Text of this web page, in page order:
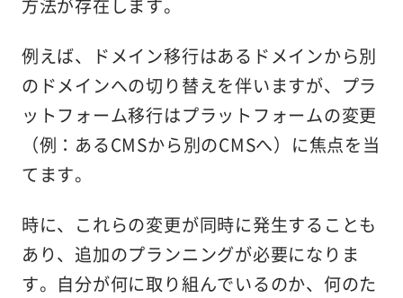
方法が存在します。
例えば、ドメイン移行はあるドメインから別
のドメインへの切り替えを伴いますが、プラ
ットフォーム移行はプラットフォームの変更
（例：あるCMSから別のCMSへ）に焦点を当
てます。
時に、これらの変更が同時に発生することも
あり、追加のプランニングが必要になりま
す。自分が何に取り組んでいるのか、何のた